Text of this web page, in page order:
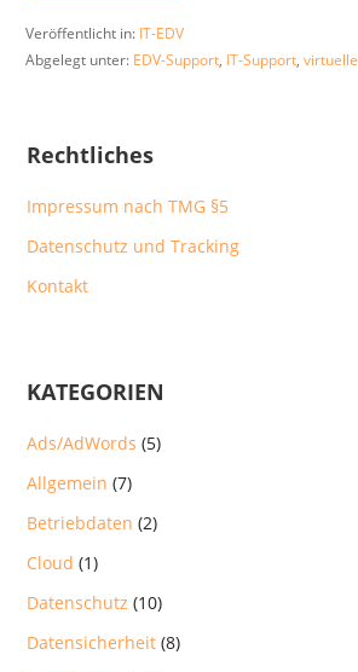
Veröffentlicht in: IT-EDV
Abgelegt unter: EDV-Support, IT-Support,
Rechtliches
Impressum nach TMG §5
Datenschutz und Tracking
Kontakt
KATEGORIEN
Ads/AdWords (5)
Allgemein (7)
Betriebdaten (2)
Cloud (1)
Datenschutz (10)
Datensicherheit (8)